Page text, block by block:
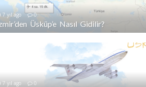
7 yıl ago 0
Üsküp’e Nasıl Gidilir?
7 yıl ago 0